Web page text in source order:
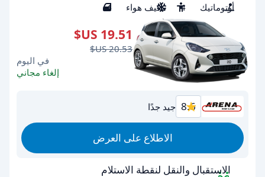
أوتوماتيك 4 مكيف هواء 4
في اليوم
إلغاء مجاني
8.6 جيد جدًا
الاطلاع على العرض
الاستقبال والنقل لنقطة الاستلام